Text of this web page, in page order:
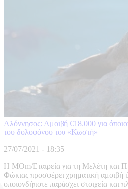
Αλόννησος: Αμοιβή €18.000 για
του δολοφόνου του «Κωστή»
27/07/2021 - 18:35
H MOm/Εταιρεία για τη Μελέτη και
Φώκιας προσφέρει χρηματική
οποιονδήποτε παράσχει στοιχεία και